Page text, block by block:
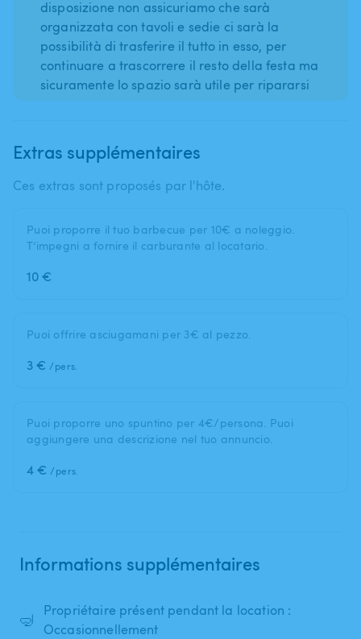
disposizione non assicuriamo che sarà
organizzata con tavoli e sedie ci sarà la
possibilità di trasferire il tutto in esso, per
continuare a trascorrere il resto della festa ma
sicuramente lo spazio sarà utile per ripararsi
Extras supplémentaires
Ces extras sont proposés par l'hôte.
Puoi proporre il tuo barbecue per 10€ a noleggio.
T’impegni a fornire il carburante al locatario.
10 €
Puoi offrire asciugamani per 3€ al pezzo.
3 € /pers.
Puoi proporre uno spuntino per 4€/persona. Puoi
aggiungere una descrizione nel tuo annuncio.
4 € /pers.
Informations supplémentaires
🤿
Propriétaire présent pendant la location :
Occasionnellement